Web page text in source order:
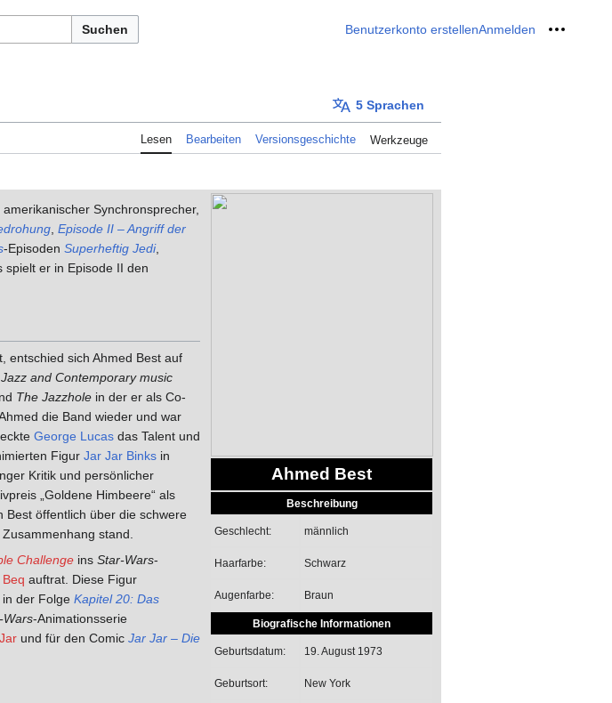
Suchen Benutzerkonto erstellenAnmelden Meine
5 Sprachen
Lesen Bearbeiten Versionsgeschichte Werkzeuge
Ahmed Best
Beschreibung
Geschlecht: männlich
Haarfarbe: Schwarz
Augenfarbe: Braun
Biografische Informationen
Geburtsdatum: 19. August 1973
Geburtsort: New York
Synchronsprecher,
Episode II – Angriff der
-Episoden Superheftig Jedi,
spielt er in Episode II den
entschied sich Ahmed Best auf
Jazz and Contemporary music
The Jazzhole in der er als Co-
die Band wieder und war
George Lucas das Talent und
Figur Jar Jar Binks in
Kritik und persönlicher
„Goldene Himbeere“ als
Best öffentlich über die schwere
stand.
Challenge ins Star-Wars-
auftrat. Diese Figur
in der Folge Kapitel 20: Das
Wars-Animationsserie
und für den Comic Jar Jar – Die